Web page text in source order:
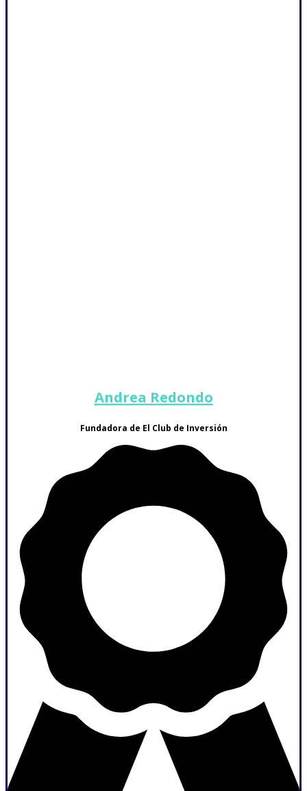
Andrea Redondo
Fundadora de El Club de Inversión